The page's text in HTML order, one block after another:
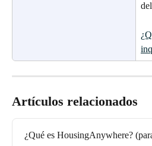
Artículos relacionados
¿Qué es HousingAnywhere?